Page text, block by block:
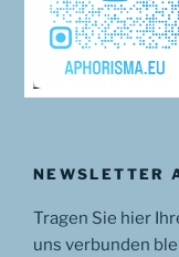
NEWSLETTER
Tragen Sie hier
uns verbunden